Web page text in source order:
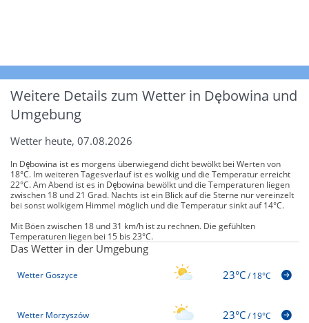
Weitere Details zum Wetter in Dębowina und
Umgebung
Wetter heute, 07.08.2026
In Dębowina ist es morgens überwiegend dicht bewölkt bei Werten von
18°C. Im weiteren Tagesverlauf ist es wolkig und die Temperatur erreicht
22°C. Am Abend ist es in Dębowina bewölkt und die Temperaturen liegen
zwischen 18 und 21 Grad. Nachts ist ein Blick auf die Sterne nur vereinzelt
bei sonst wolkigem Himmel möglich und die Temperatur sinkt auf 14°C.
Mit Böen zwischen 18 und 31 km/h ist zu rechnen. Die gefühlten
Temperaturen liegen bei 15 bis 23°C.
Das Wetter in der Umgebung
Wetter Goszyce 23°C/18°C
Wetter Morzyszów 23°C/19°C